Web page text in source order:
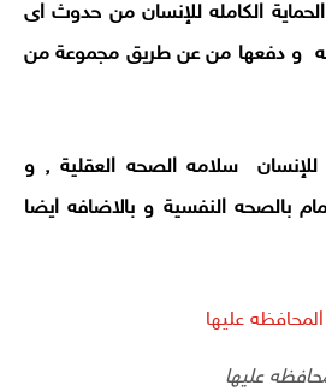
الكامله للإنسان من حدوث اى
و دفعها من عن طريق مجموعة من
للإنسان سلامه الصحه العقلية , و
بالصحه النفسية و بالاضافه ايضا
عليها